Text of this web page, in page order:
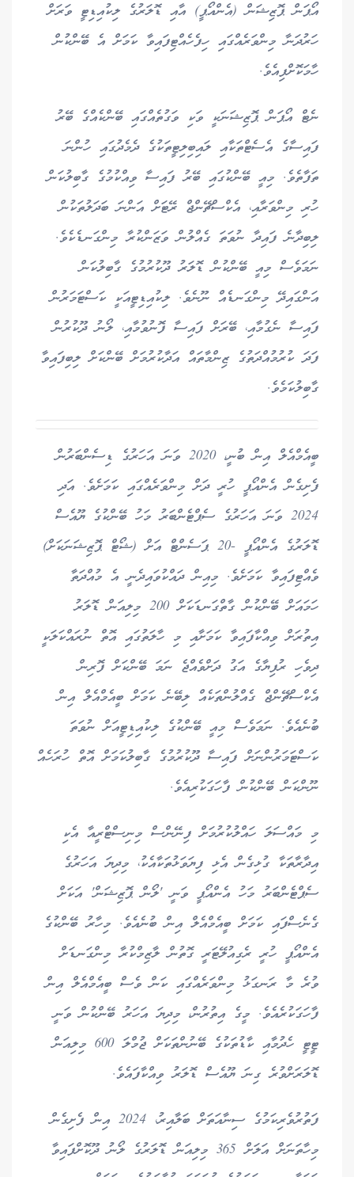
އޯޕަން ޕޮޒިޝަން (އެންއޯޕީ) އާއި ޑޮލަރުގެ ލިކުއިޑިޓީ ވަރަށް
ހަރުދަނާ މިންވަރެއްގައި ހިފެހެއްޓިފައިވާ ކަމަށް އެ ބޭންކުން
ހާމަކޮށްފިއެވެ.
ނެޓް އޯޕަން ޕޮޒިޝަނަކީ ވަކި ވަގުތެއްގައި ބޭންކެއްގެ ބޭރު
ފައިސާގެ އެސެޓްތަކާއި ލައިބިލިޓީތަކުގެ ދެމެދުގައި ހުންނަ
ތަފާތެވެ. މިއީ ބޭންކުގައި ބޭރު ފައިސާ ވިއްކުމުގެ ގާބިލުކަން
ހުރި މިންވަރާއި، އެކްސްޗޭންޖް ރޭޓަށް އަންނަ ބަދަލުތަކުން
ލިބިދާނެ ފައިދާ ނުވަތަ ގެއްލުން ވަޒަންކުރާ މިންގަނޑެކެވެ.
ނަމަވެސް މިއީ ބޭންކުން ޑޮލަރު ދޫކުރުމުގެ ގާބިލުކަން
އަންގައިދޭ މިންގަނޑެއް ނޫނެވެ. ލިކުއިޑިޓީއަކީ ކަސްޓަމަރުން
ފައިސާ ނެގުމާއި، ބޭރަށް ފައިސާ ފޮނުވުމާއި، ލޯނު ދޫކުރުން
ފަދަ ކުރުމުއްދަތުގެ ޒިންމާތައް އަދާކުރުމަށް ބޭންކަށް ލިބިފައިވާ
ގާބިލުކަމެވެ.
ބީއެމްއެލް އިން ބުނީ، 2020 ވަނަ އަހަރުގެ ޑިސެންބަރުން
ފެށިގެން އެންއޯޕީ ހުރީ ދަށް މިންވަރެއްގައި ކަމަށެވެ. އަދި
2024 ވަނަ އަހަރުގެ ސެޕްޓެންބަރު މަހު ބޭންކުގެ ޔޫއެސް
ޑޮލަރުގެ އެންއޯޕީ -20 ޕަސެންޓް އަށް (ޝޯޓް ޕޮޒިޝަނަކަށް)
ވެއްޓިފައިވާ ކަމަށެވެ. މިއިން ދައްކުވައިދެނީ އެ މުއްދަތާ
ހަމައަށް ބޭންކުން ގާތްގަނޑަކަށް 200 މިލިއަން ޑޮލަރު
އިތުރަށް ވިއްކާފައިވާ ކަމަށާއި މި ހާލަތުގައި އޮތް ނުރައްކަލަކީ
ދިވެހި ރުފިޔާގެ އަގު ދަށްވެއްޖެ ނަމަ ބޭންކަށް ފޮރިން
އެކްސްޗޭންޖް ގެއްލުންތަކެއް ލިބޭނެ ކަމަށް ބީއެމްއެލް އިން
ބުނެއެވެ. ނަމަވެސް މިއީ ބޭންކުގެ ލިކުއިޑިޓީއަށް ނުވަތަ
ކަސްޓަމަރުންނަށް ފައިސާ ދޫކުރުމުގެ ގާބިލުކަމަށް އޮތް ހުރަހެއް
ނޫންކަން ބޭންކުން ފާހަގަކުރިއެވެ.
މި މައްސަލަ ހައްލުކުރުމަށް ފިނޭންސް މިނިސްޓްރީއާ އެކި
އިދާރާތަކާ ގުޅިގެން އެޅި ފިޔަވަޅުތަކާއެކު، މިދިޔަ އަހަރުގެ
ސެޕްޓެންބަރު މަހު އެންއޯޕީ ވަނީ 'ލޯން ޕޮޒިޝަން' އަކަށް
ގެނެސްފައި ކަމަށް ބީއެމްއެލް އިން ބުނެއެވެ. މިހާރު ބޭންކުގެ
އެންއޯޕީ ހުރީ ރެގިއުލޭޓަރީ ގޮތުން ލާޒިމްކުރާ މިންގަނޑަށް
ވުރެ މާ ރަނގަޅު މިންވަރެއްގައި ކަން ވެސް ބީއެމްއެލް އިން
ފާހަގަކުރެއެވެ. މީގެ އިތުރުން، މިދިޔަ އަހަރު ބޭންކުން ވަނީ
ޓީޓީ ހެދުމާއި ކާޑުތަކުގެ ބޭނުންތަކަށް ޖުމްލަ 600 މިލިއަން
ޑޮލަރަށްވުރެ ގިނަ ޔޫއެސް ޑޮލަރު ވިއްކާފައެވެ.
ފަތުރުވެރިކަމުގެ ސިނާއަތަށް ބަލާއިރު، 2024 އިން ފެށިގެން
މިހާތަނަށް އަލަށް 365 މިލިއަން ޑޮލަރުގެ ލޯނު ދޫކޮށްފައިވާ